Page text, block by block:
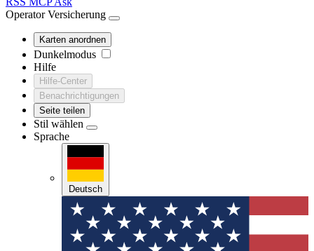
Operator Versicherung
Karten anordnen
Dunkelmodus
Hilfe
Hilfe-Center
Benachrichtigungen
Seite teilen
Stil wählen
Sprache
Deutsch